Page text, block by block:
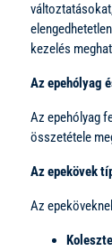
kezelés
Az epehólyag
Az epehólyag
összetétele
Az epekövek
Az